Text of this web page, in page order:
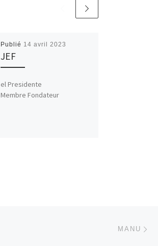
Publié 14 avril 2023
JEF
el Presidente
Membre Fondateur
MANU